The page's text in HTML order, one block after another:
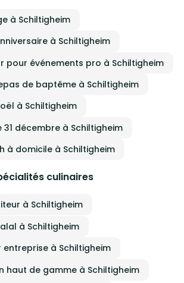
à Schiltigheim
à Schiltigheim
pour événements pro à Schiltigheim
de baptême à Schiltigheim
à Schiltigheim
décembre à Schiltigheim
à domicile à Schiltigheim
culinaires
à Schiltigheim
à Schiltigheim
à Schiltigheim
haut de gamme à Schiltigheim